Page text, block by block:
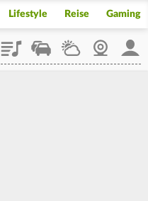
Lifestyle Reise Gaming
PlaylistStaupilotWetterWebcam